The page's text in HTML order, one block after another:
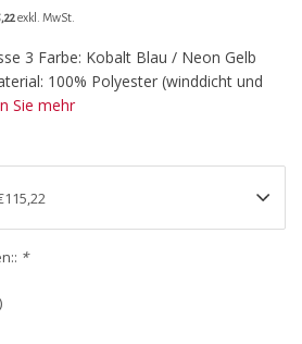
exkl. MwSt.
3 Farbe: Kobalt Blau / Neon Gelb
100% Polyester (winddicht und
Sie mehr
*